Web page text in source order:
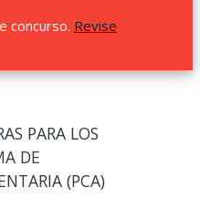
concurso. Revise
PARA LOS
DE
(PCA)